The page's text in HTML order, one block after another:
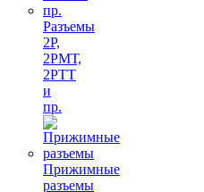
Разъемы
2Р,
2РМТ,
2РТТ
и
пр.
Прижимные
разъемы